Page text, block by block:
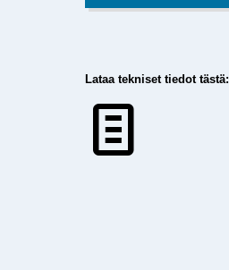
Lataa tekniset tiedot tästä: